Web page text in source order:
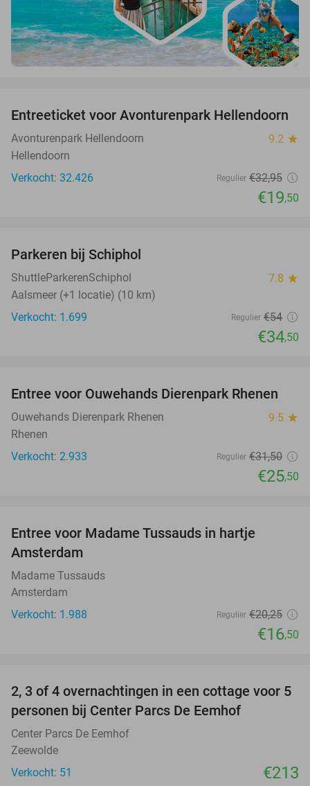
41%
Entreeticket voor Avonturenpark Hellendoorn
Avonturenpark Hellendoorn 9.2 star
Hellendoorn
Verkocht: 32.426
Regulier €32,95
€19,50
Parkeren bij Schiphol
ShuttleParkerenSchiphol 7.8 star
Aalsmeer (+1 locatie) (10 km)
Verkocht: 1.699
Regulier €54
€34,50
19%
Entree voor Ouwehands Dierenpark Rhenen
Ouwehands Dierenpark Rhenen 9.5 star
Rhenen
Verkocht: 2.933
Regulier €31,50
€25,50
Entree voor Madame Tussauds in hartje
Amsterdam
Madame Tussauds
Amsterdam
Verkocht: 1.988
Regulier €20,25
€16,50
2, 3 of 4 overnachtingen in een cottage voor 5
personen bij Center Parcs De Eemhof
Center Parcs De Eemhof
Zeewolde
Verkocht: 51
€213